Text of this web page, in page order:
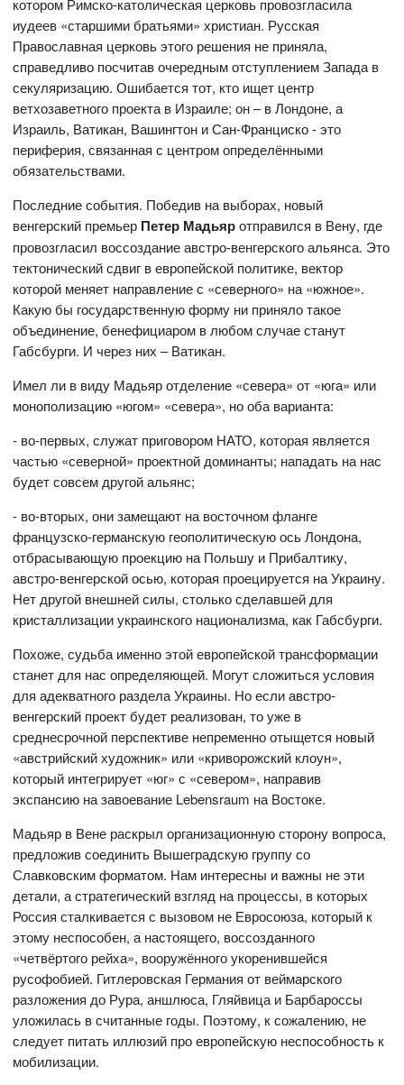
котором Римско-католическая церковь провозгласила
иудеев «старшими братьями» христиан. Русская
Православная церковь этого решения не приняла,
справедливо посчитав очередным отступлением Запада в
секуляризацию. Ошибается тот, кто ищет центр
ветхозаветного проекта в Израиле; он – в Лондоне, а
Израиль, Ватикан, Вашингтон и Сан-Франциско - это
периферия, связанная с центром определёнными
обязательствами.
Последние события. Победив на выборах, новый
венгерский премьер Петер Мадьяротправился в Вену, где
провозгласил воссоздание австро-венгерского альянса. Это
тектонический сдвиг в европейской политике, вектор
которой меняет направление с «северного» на «южное».
Какую бы государственную форму ни приняло такое
объединение, бенефициаром в любом случае станут
Габсбурги. И через них – Ватикан.
Имел ли в виду Мадьяр отделение «севера» от «юга» или
монополизацию «югом» «севера», но оба варианта:
- во-первых, служат приговором НАТО, которая является
частью «северной» проектной доминанты; нападать на нас
будет совсем другой альянс;
- во-вторых, они замещают на восточном фланге
французско-германскую геополитическую ось Лондона,
отбрасывающую проекцию на Польшу и Прибалтику,
австро-венгерской осью, которая проецируется на Украину.
Нет другой внешней силы, столько сделавшей для
кристаллизации украинского национализма, как Габсбурги.
Похоже, судьба именно этой европейской трансформации
станет для нас определяющей. Могут сложиться условия
для адекватного раздела Украины. Но если австро-
венгерский проект будет реализован, то уже в
среднесрочной перспективе непременно отыщется новый
«австрийский художник» или «криворожский клоун»,
который интегрирует «юг» с «севером», направив
экспансию на завоевание Lebensraum на Востоке.
Мадьяр в Вене раскрыл организационную сторону вопроса,
предложив соединить Вышеградскую группу со
Славковским форматом. Нам интересны и важны не эти
детали, а стратегический взгляд на процессы, в которых
Россия сталкивается с вызовом не Евросоюза, который к
этому неспособен, а настоящего, воссозданного
«четвёртого рейха», вооружённого укоренившейся
русофобией. Гитлеровская Германия от веймарского
разложения до Рура, аншлюса, Гляйвица и Барбароссы
уложилась в считанные годы. Поэтому, к сожалению, не
следует питать иллюзий про европейскую неспособность к
мобилизации.